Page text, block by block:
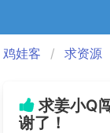
鸡娃客 求资源
求姜小Q
谢了！